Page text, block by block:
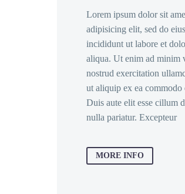
Lorem ipsum dolor sit
adipisicing elit, sed do
incididunt ut labore et
aliqua. Ut enim ad minim
nostrud exercitation
ut aliquip ex ea commodo
Duis aute elit esse cillum
nulla pariatur. Excepteur
MORE INFO